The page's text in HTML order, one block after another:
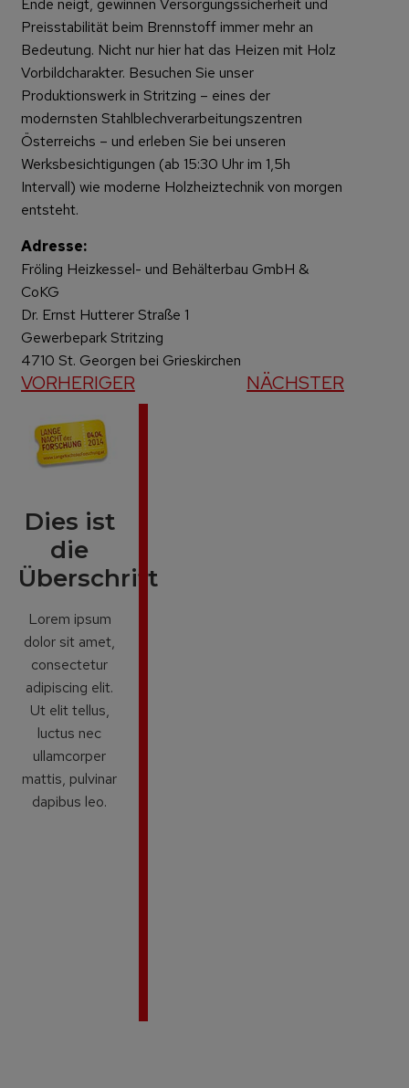
Ende neigt, gewinnen Versorgungssicherheit und
Preisstabilität beim Brennstoff immer mehr an
Bedeutung. Nicht nur hier hat das Heizen mit Holz
Vorbildcharakter. Besuchen Sie unser
Produktionswerk in Stritzing – eines der
modernsten Stahlblechverarbeitungszentren
Österreichs – und erleben Sie bei unseren
Werksbesichtigungen (ab 15:30 Uhr im 1,5h
Intervall) wie moderne Holzheiztechnik von morgen
entsteht.
Adresse:
Fröling Heizkessel- und Behälterbau GmbH &
CoKG
Dr. Ernst Hutterer Straße 1
Gewerbepark Stritzing
4710 St. Georgen bei Grieskirchen
VORHERIGER NÄCHSTER
Dies ist
die
Überschrift
Lorem ipsum
dolor sit amet,
consectetur
adipiscing elit.
Ut elit tellus,
luctus nec
ullamcorper
mattis, pulvinar
dapibus leo.